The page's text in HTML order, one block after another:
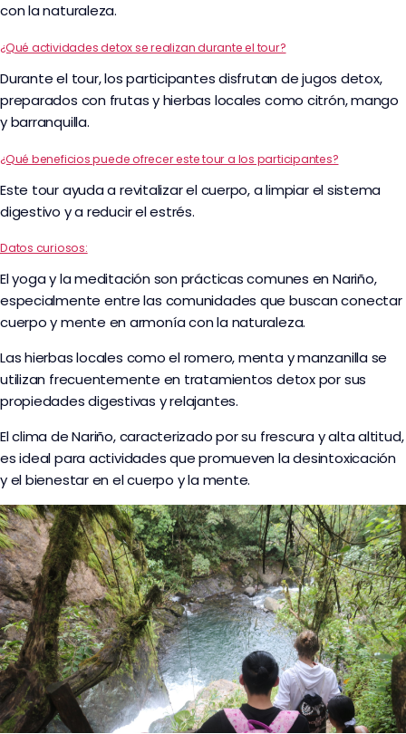
con la naturaleza.
¿Qué actividades detox se realizan durante el tour?
Durante el tour, los participantes disfrutan de jugos detox,
preparados con frutas y hierbas locales como citrón, mango
y barranquilla.
¿Qué beneficios puede ofrecer este tour a los participantes?
Este tour ayuda a revitalizar el cuerpo, a limpiar el sistema
digestivo y a reducir el estrés.
Datos curiosos:
El yoga y la meditación son prácticas comunes en Nariño,
especialmente entre las comunidades que buscan conectar
cuerpo y mente en armonía con la naturaleza.
Las hierbas locales como el romero, menta y manzanilla se
utilizan frecuentemente en tratamientos detox por sus
propiedades digestivas y relajantes.
El clima de Nariño, caracterizado por su frescura y alta altitud,
es ideal para actividades que promueven la desintoxicación
y el bienestar en el cuerpo y la mente.